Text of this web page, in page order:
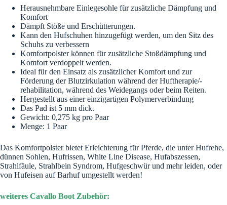
Herausnehmbare Einlegesohle für zusätzliche Dämpfung und
Komfort
Dämpft Stöße und Erschütterungen.
Kann den Hufschuhen hinzugefügt werden, um den Sitz des
Schuhs zu verbessern
Komfortpolster können für zusätzliche Stoßdämpfung und
Komfort verdoppelt werden.
Ideal für den Einsatz als zusätzlicher Komfort und zur
Förderung der Blutzirkulation während der Huftherapie/-
rehabilitation, während des Weidegangs oder beim Reiten.
Hergestellt aus einer einzigartigen Polymerverbindung
Das Pad ist 5 mm dick.
Gewicht: 0,275 kg pro Paar
Menge: 1 Paar
Das Komfortpolster bietet Erleichterung für Pferde, die unter Hufrehe,
dünnen Sohlen, Hufrissen, White Line Disease, Hufabszessen,
Strahlfäule, Strahlbein Syndrom, Hufgeschwür und mehr leiden, oder
von Hufeisen auf Barhuf umgestellt werden!
weiteres Cavallo Boot Zubehör: